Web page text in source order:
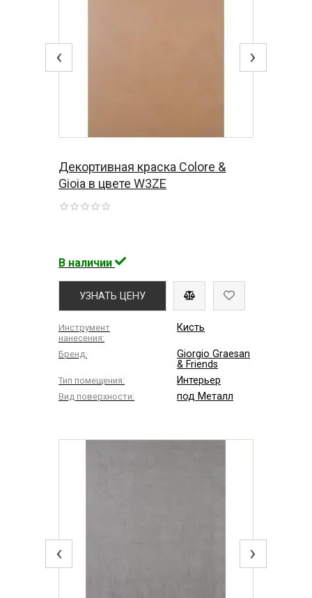
‹ ›
Декортивная краска Colore &
Gioia в цвете W3ZE
В наличии
УЗНАТЬ ЦЕНУ
Инструмент
нанесения:
Кисть
Бренд:
Giorgio Graesan
& Friends
Тип помещения: Интерьер
Вид поверхности: под Металл
‹ ›